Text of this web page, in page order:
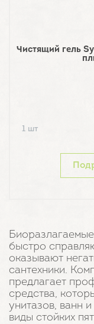
Чистящий гель
1 шт
быстро
оказывают
сантехники.
предлагает
средства,
унитазов, ванн
виды стойких